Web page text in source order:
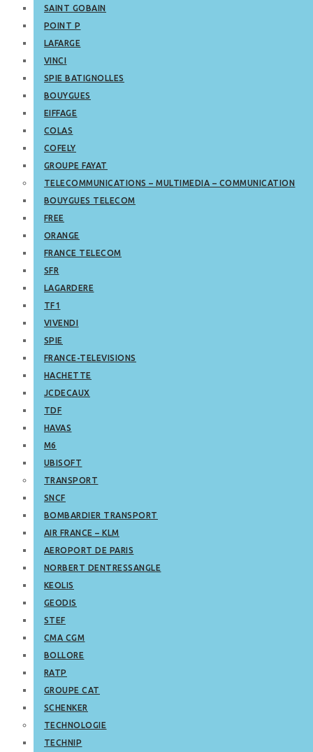
SAINT GOBAIN
POINT P
LAFARGE
VINCI
SPIE BATIGNOLLES
BOUYGUES
EIFFAGE
COLAS
COFELY
GROUPE FAYAT
TELECOMMUNICATIONS – MULTIMEDIA – COMMUNICATION
BOUYGUES TELECOM
FREE
ORANGE
FRANCE TELECOM
SFR
LAGARDERE
TF1
VIVENDI
SPIE
FRANCE-TELEVISIONS
HACHETTE
JCDECAUX
TDF
HAVAS
M6
UBISOFT
TRANSPORT
SNCF
BOMBARDIER TRANSPORT
AIR FRANCE – KLM
AEROPORT DE PARIS
NORBERT DENTRESSANGLE
KEOLIS
GEODIS
STEF
CMA CGM
BOLLORE
RATP
GROUPE CAT
SCHENKER
TECHNOLOGIE
TECHNIP